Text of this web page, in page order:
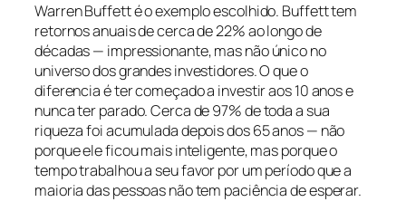
Warren Buffett é o exemplo escolhido. Buffett tem
retornos anuais de cerca de 22% ao longo de
décadas — impressionante, mas não único no
universo dos grandes investidores. O que o
diferencia é ter começado a investir aos 10 anos e
nunca ter parado. Cerca de 97% de toda a sua
riqueza foi acumulada depois dos 65 anos — não
porque ele ficou mais inteligente, mas porque o
tempo trabalhou a seu favor por um período que a
maioria das pessoas não tem paciência de esperar.